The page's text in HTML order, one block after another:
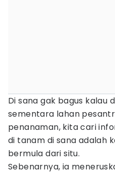
Di sana gak bagus kalau
sementara lahan
penanaman, kita cari
di tanam di sana adalah
bermula dari situ.
Sebenarnya, ia